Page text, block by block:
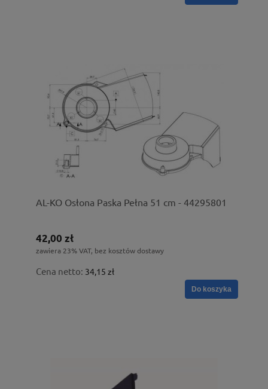
AL-KO Osłona Paska Pełna 51 cm - 44295801
42,00 zł
zawiera 23% VAT, bez kosztów dostawy
Cena netto: 34,15 zł
Do koszyka